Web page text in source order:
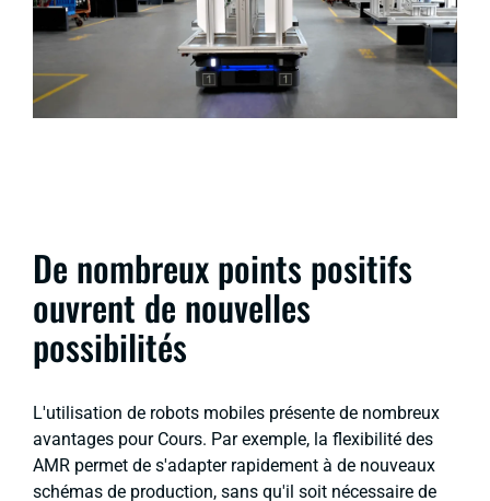
De nombreux points positifs
ouvrent de nouvelles
possibilités
L'utilisation de robots mobiles présente de nombreux
avantages pour Cours. Par exemple, la flexibilité des
AMR permet de s'adapter rapidement à de nouveaux
schémas de production, sans qu'il soit nécessaire de